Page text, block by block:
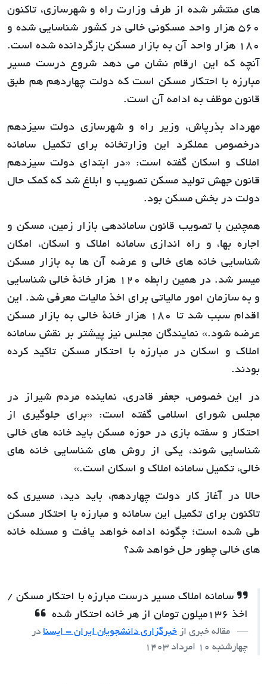
های منتشر شده از طرف وزارت راه و شهرسازی، تاکنون
560 هزار واحد مسکونی خالی در کشور شناسایی شده و
180 هزار واحد آن به بازار مسکن بازگردانده شده است.
آنچه که این ارقام نشان می دهد شروع درست مسیر
مبارزه با احتکار مسکن است که دولت چهاردهم هم طبق
قانون موظف به ادامه آن است.
مهرداد بذرپاش، وزیر راه و شهرسازی دولت سیزدهم
درخصوص عملکرد این وزارتخانه برای تکمیل سامانه
املاک و اسکان گفته است: «در ابتدای دولت سیزدهم
قانون جهش تولید مسکن تصویب و ابلاغ شد که کمک حال
دولت در بخش مسکن بود.
همچنین با تصویب قانون ساماندهی بازار زمین، مسکن و
اجاره بها، و راه اندازی سامانه املاک و اسکان، امکان
شناسایی خانه های خالی و عرضه آن ها به بازار مسکن
میسر شد. در همین رابطه 120 هزار خانۀ خالی شناسایی
و به سازمان امور مالیاتی برای اخذ مالیات معرفی شد. این
اقدام سبب شد تا 180 هزار خانۀ خالی به بازار مسکن
عرضه شود.» نمایندگان مجلس نیز پیشتر بر نقش سامانه
املاک و اسکان در مبارزه با احتکار مسکن تاکید کرده
بودند.
در این خصوص، جعفر قادری، نماینده مردم شیراز در
مجلس شورای اسلامی گفته است: «برای جلوگیری از
احتکار و سفته بازی در حوزه مسکن باید خانه های خالی
شناسایی شوند، یکی از روش های شناسایی خانه های
خالی، تکمیل سامانه املاک و اسکان است.»
حالا در آغاز کار دولت چهاردهم، باید دید، مسیری که
تاکنون برای تکمیل این سامانه و مبارزه با احتکار مسکن
طی شده است؛ چگونه ادامه خواهد یافت و مسئله خانه
های خالی چطور حل خواهد شد؟
سامانه املاک مسیر درست مبارزه با احتکار مسکن /
اخذ 136میلون تومان از هر خانه احتکار شده
مقاله خبری از خبرگزاری دانشجویان ایران - ایسنا در
چهارشنبه 10 امرداد 1403